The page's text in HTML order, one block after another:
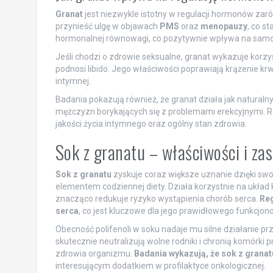
Granatjest niezwykle istotny w regulacji hormonów
przynieść ulgę w objawach PMS oraz menopauzy, co
hormonalnej równowagi, co pozytywnie wpływa na
Jeśli chodzi o zdrowie seksualne, granat wykazuje
podnosi libido. Jego właściwości poprawiają krążenie
intymnej.
Badania pokazują również, że granat działa jak
mężczyzn borykających się z problemami erekcyjnymi.
jakości życia intymnego oraz ogólny stan zdrowia.
Sok z granatu – właściwości i
Sok z granatu zyskuje coraz większe uznanie dzięki
elementem codziennej diety. Działa korzystnie na
znacząco redukuje ryzyko wystąpienia chorób serca.
serca, co jest kluczowe dla jego prawidłowego
Obecność polifenoli w soku nadaje mu silne działanie
skutecznie neutralizują wolne rodniki i chronią komórki
zdrowia organizmu. Badania wykazują, że sok z
interesującym dodatkiem w profilaktyce onkologicznej.